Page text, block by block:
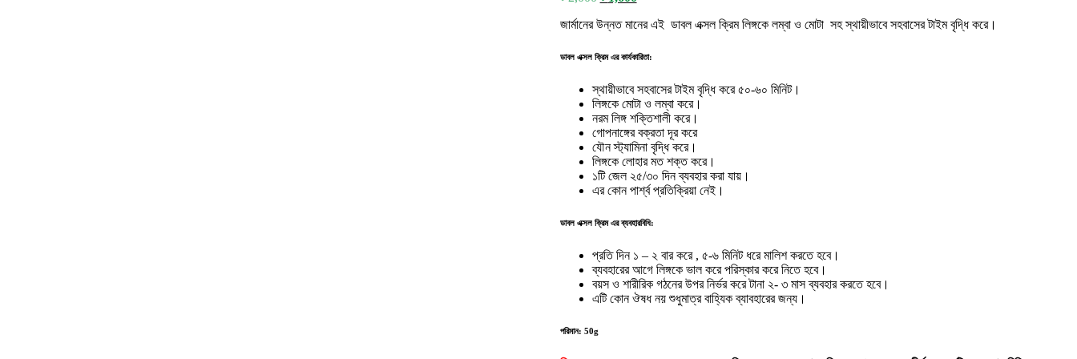
was:
is:
জার্মানের উন্নত মানের এই ডাবল এক্সল ক্রিম লিঙ্গকে লম্বা ও মোটা সহ স্থায়ীভাবে সহবাসের টাইম বৃদ্ধি করে।
ডাবল এক্সল ক্রিম এর কার্যকারিতা:
স্থায়ীভাবে সহবাসের টাইম বৃদ্ধি করে ৫০-৬০ মিনিট।
লিঙ্গকে মোটা ও লম্বা করে।
নরম লিঙ্গ শক্তিশালী করে।
গোপনাঙ্গের বক্রতা দূর করে
যৌন স্ট্যামিনা বৃদ্ধি করে।
লিঙ্গকে লোহার মত শক্ত করে।
১টি জেল ২৫/৩০ দিন ব্যবহার করা যায়।
এর কোন পার্শ্ব প্রতিক্রিয়া নেই।
ডাবল এক্সল ক্রিম এর ব্যবহারবিধি:
প্রতি দিন ১ – ২ বার করে , ৫-৬ মিনিট ধরে মালিশ করতে হবে।
ব্যবহারের আগে লিঙ্গকে ভাল করে পরিস্কার করে নিতে হবে।
বয়স ও শারীরিক গঠনের উপর নির্ভর করে টানা ২- ৩ মাস ব্যবহার করতে হবে।
এটি কোন ঔষধ নয় শুধুমাত্র বাহ্যিক ব্যাবহারের জন্য।
পরিমান: 50g